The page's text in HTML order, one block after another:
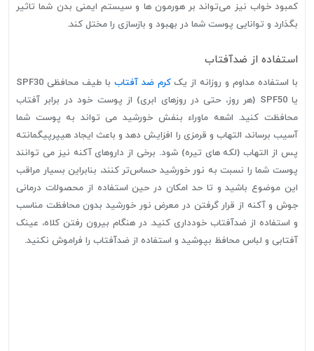
کمبود خواب نیز می‌تواند بر هورمون ها و سیستم ایمنی بدن شما تاثیر
بگذارد و توانایی پوست شما در بهبود و بازسازی را مختل کند.
استفاده از ضدآفتاب
با استفاده مداوم و روزانه از یککرم ضد آفتاب
با طیف محافظی SPF30
یا SPF50 (هر روز، حتی در روزهای ابری) از پوست خود در برابر آفتاب
محافظت کنید. اشعه ماوراء بنفش خورشید می تواند به پوست شما
آسیب برساند، التهاب و قرمزی را افزایش دهد و باعث ایجاد هیپرپیگمانته
پس از التهاب (لکه های تیره) شود. برخی از داروهای آکنه نیز می توانند
پوست شما را نسبت به نور خورشید حساس‌تر کنند، بنابراین بسیار مراقب
این موضوع باشید و تا حد امکان در حین استفاده از محصولات درمانی
جوش و آکنه از قرار گرفتن در معرض نور خورشید بدون محافظت مناسب
و استفاده از ضدآفتاب خودداری کنید. در هنگام بیرون رفتن کلاه، عینک
آفتابی و لباس محافظ بپوشید و استفاده از ضدآفتاب را فراموش نکنید.